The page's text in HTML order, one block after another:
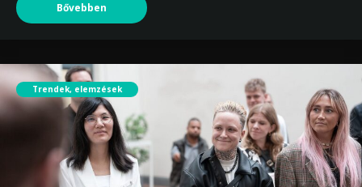
Bővebben
Trendek, elemzések